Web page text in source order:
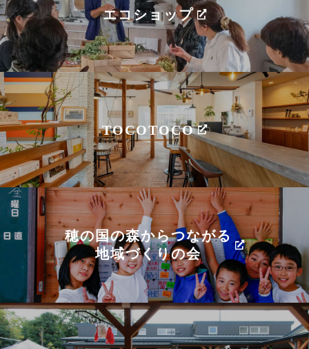
エコショップ
TOCOTOCO
穂の国の森からつながる
地域づくりの会